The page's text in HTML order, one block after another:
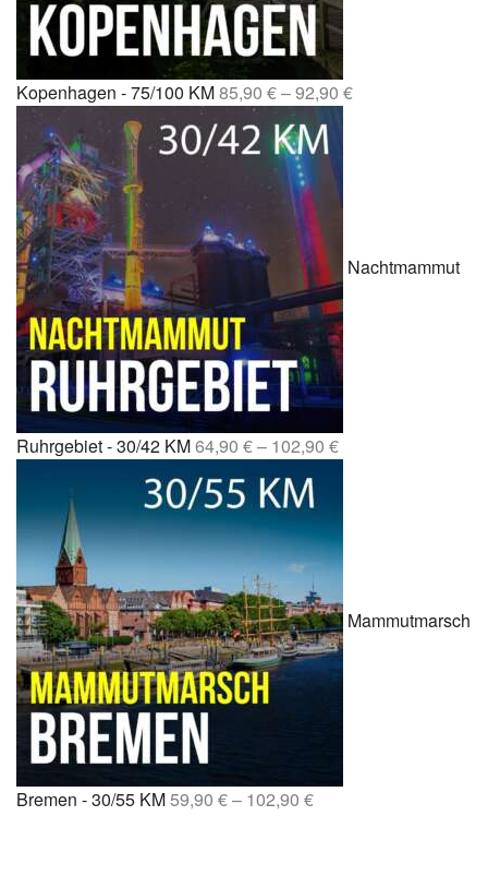
Kopenhagen - 75/100 KM85,90 €–92,90 €
Nachtmammut
Ruhrgebiet - 30/42 KM64,90 €– 102,90 €
Mammutmarsch
Bremen - 30/55 KM59,90 €– 102,90 €